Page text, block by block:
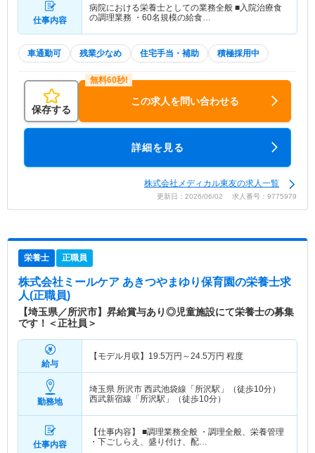
仕事内容
病院における栄養士としての業務全般 ■入院治療食
の調理業務 ・60名規模の給食…
車通勤可 残業少なめ 住宅手当・補助 積極採用中
保存する
この求人を問い合わせる
詳細を見る
株式会社メディカル東友の求人一覧
更新日：2026/06/02 求人番号：9775979
栄養士 正職員
株式会社ミールケア あきつやまゆり保育園の栄養士求
人(正職員)
【埼玉県／所沢市】昇給賞与あり◎児童施設にて栄養士の募集
です！＜正社員＞
給与
【モデル月収】 19.5万円～24.5万円 程度
勤務地
埼玉県 所沢市 西武池袋線「所沢駅」（徒歩10分）
西武新宿線「所沢駅」（徒歩10分）
仕事内容
【仕事内容】 ■調理業務全般 ・調理全般、栄養管理
・下ごしらえ、盛り付け、配…